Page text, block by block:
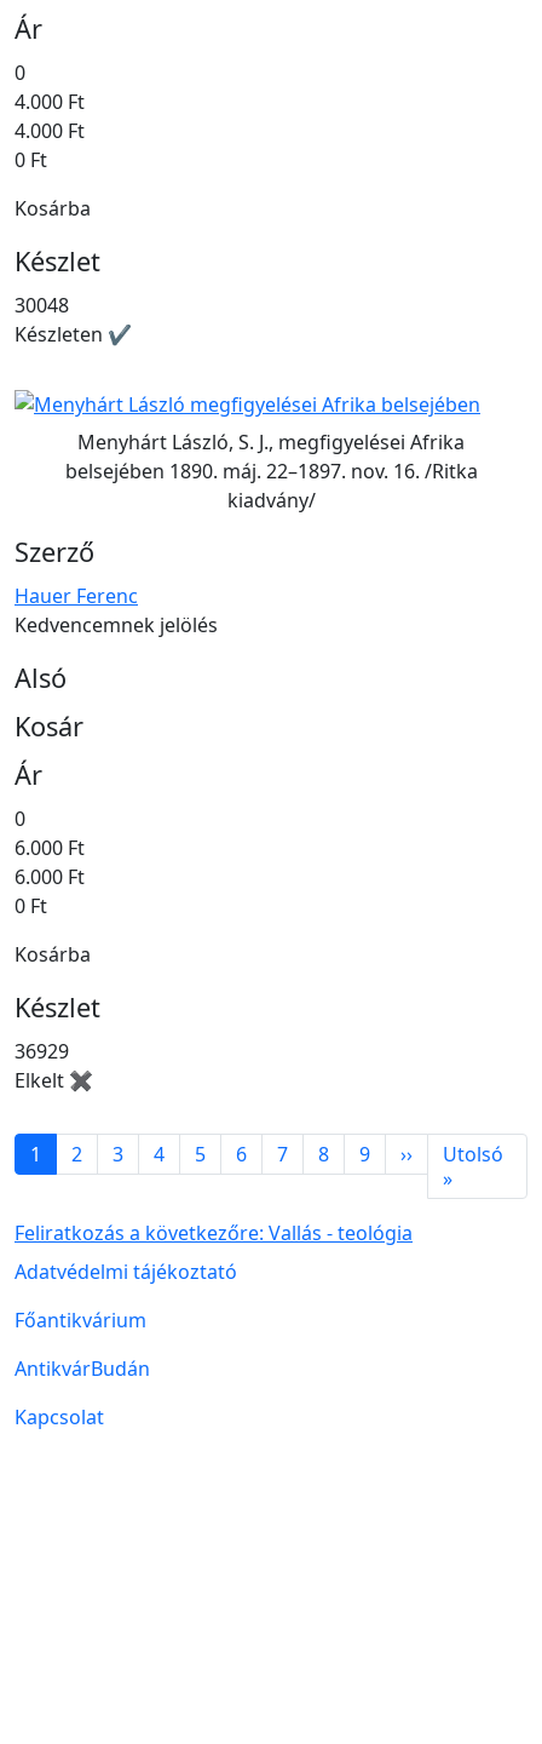
Ár
0
4.000 Ft
4.000 Ft
0 Ft
Kosárba
Készlet
30048
Készleten ✔
Menyhárt László, S. J., megfigyelései Afrika
belsejében 1890. máj. 22–1897. nov. 16. /Ritka
kiadvány/
Szerző
Hauer Ferenc
Kedvencemnek jelölés
Alsó
Kosár
Ár
0
6.000 Ft
6.000 Ft
0 Ft
Kosárba
Készlet
36929
Elkelt ✖
Oldalszámozás
1 2 3 4 5 6 7 8 9 ››Következő
Utolsó
»Utolsó
Feliratkozás a következőre: Vallás - teológia
Lábléc menü
Adatvédelmi tájékoztató
Főantikvárium
AntikvárBudán
Kapcsolat